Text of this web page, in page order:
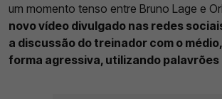
um momento tenso entre Bruno Lage e
novo vídeo divulgado nas redes
a discussão do treinador com o
forma agressiva, utilizando palavrões